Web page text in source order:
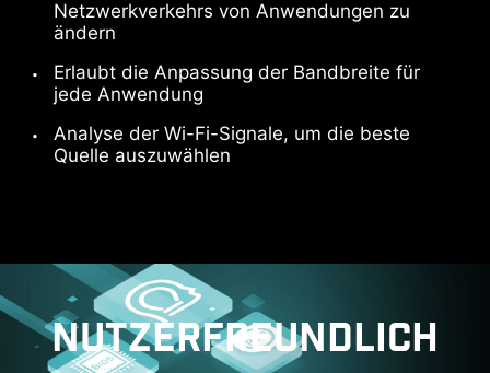
Netzwerkverkehrs von Anwendungen zu
ändern
Erlaubt die Anpassung der Bandbreite für
jede Anwendung
Analyse der Wi-Fi-Signale, um die beste
Quelle auszuwählen
NUTZERFREUNDLICH